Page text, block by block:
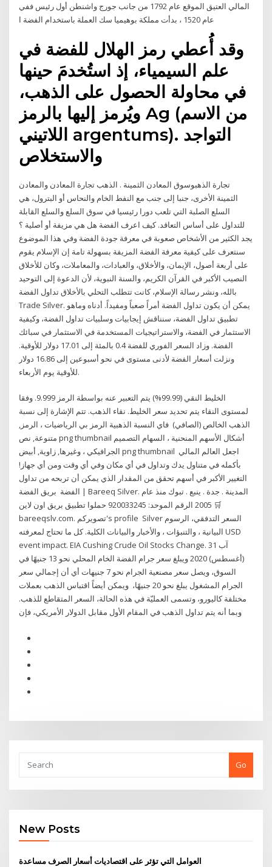
المالي العتيق الموقع عام 1792 من جانب جورج واشنطن أول رئيس ففي
عام 1520 ، بدأت مملكة بوهيميا سك العملة باستخدام الفضة ا
وقد أُعطي رمز الهلال للفضة في
علم السيمياء، إذ استُخدمَ حينها
في محاولة الحصول على الذهب،
ويُرمز إليها بالرمز Ag (من الاسم
اللاتيني argentums). التواجد
والاستخلاص
تجارة الذهبوسوق المعادن الثمينة . الذهب تجارة المعادن والمعادن
الثمينة الأخرى، جنبا إلى جنب مع النفط الخام والنحاس أو البترول، هي
السلع الصلبة التي تلعب دورا رئيسيا في سوق السلع والسلع القابلة
للتداول على أساس التعاقد. كيف اعرف الفضة هل هي مزيفة أو أصلية ؟
يجد الكثير من الأشخاص صعوبة في معرفة جودة الفضة وفي هذا الموضوع
سنتعرف على كيفية معرفة الفضة المزيفة بسهولة تامة إن الإسلام يقوم
على أربعة أصول، الإيمان، والأخلاق، والعبادات، والمعاملات، وكان للأخلاق
النصيب الأكبر في القرآن الكريم، والسنة النبوية، لأن الدعوة إلى التوحيد
بالله، ونشر رسالة الإسلام، كانت تتطلب التحلي بالأخلاق تداول الفضة
Trade Silver. يمكن أن يكون تداول الفضة أمراً صعباً ومفيداً. أدناه وماهو
تطبيق تداول الفضة، سنناقش إيجابيات وسلبيات تداول الفضة، وكيفية
الاستثمار في الفضة، والاستراتيجيات المستخدمة في الاستثمار في سبائك
الفضة. وزاد السعر الفوري للفضة 0.4 بالمئة إلى 17.01 دولار للأوقية.
ونزلت أسعار الفضة لأدنى مستوى في نحو أسبوعين إلى 16.86 دولار
للأوقية يوم الأربعاء.
الخليط النقي (99.99%) يتم التعبير عنه بواسطة الرمز 9.999. وفقا
لمستوى النقاء يتم تحديد سعر الخليط. نقاء الذهب. تتم الإشارة إلى نسبة
الذهب الخالص (الصافي) فاي النسبة الذهبية الرمز بي الرياضيات ، الرمز,
متنوعة, نص png thumbnail أشكال الأسهم المنحنية ، السهام التصميم
الجرافيكي ، وغيرها, زاوية, أبيض png thumbnail اجعل العالم المالي
بأكمله في متناول يدك وتداول في أي مكان وفي أي وقت ومن أي جهاز!
التغيير الأكبر في أسهم تحقق من المقدار الذي يمكن أن تربحه من تداول
الفضة بريق الفضة | Bareeq Silver. المدينة . جدة . ينبع . تبوك منذ عام
2005 الرقم الموحد: 920033245 حملوا تطبيق بريق اون لاين 🛒
bareeqslv.com. تصويركم's profile Silver السعر التدفقي، الرسوم
البيانية ، والتنبؤات ، والأخبار والبيانات الكلية. كل ما تحتاج لمعرفته USD
event impact. EIA Cushing Crude Oil Stocks Change. 31 آب
(أغسطس) 2020 ويبلغ سعر جرام الفضة الخام المحلي نحو 13 جنيهًا في
السوق، ويصل سعر مصنعية الجرام نحو 7 جنيهات أي أن إجمالي سعر
الجرام المشغول يبلغ نحو 20 جنيهًا، ويمكن أيضاً اقتباس الذهب بعملات
مختلفة كاليورو، وتسمى العمليّة في هذه الحالة، السعر المتقاطع للذهب.
Go
New Posts
العوامل التي تؤثر على اقتصاديات أسعار الصرف مساعدة